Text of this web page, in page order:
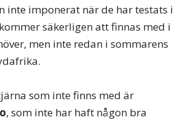
inte imponerat när de har testats i
säkerligen att finnas med i
men inte redan i sommarens
som inte finns med är
, som inte har haft någon bra